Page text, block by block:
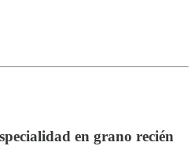
en grano recién